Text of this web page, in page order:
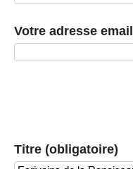
Votre adresse email
Titre (obligatoire)